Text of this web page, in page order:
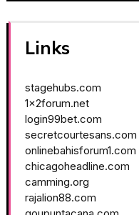
Links
stagehubs.com
1x2forum.net
login99bet.com
secretcourtesans.com
onlinebahisforum1.com
chicagoheadline.com
camming.org
rajalion88.com